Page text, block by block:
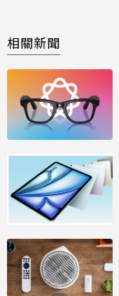
相關新聞